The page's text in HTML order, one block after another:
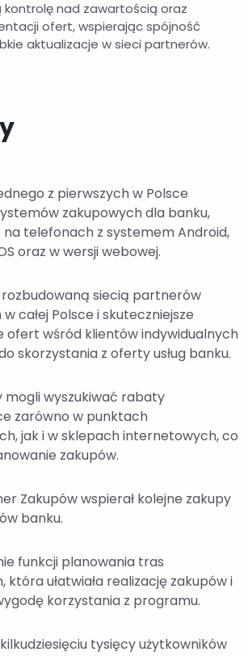
kontrolę nad zawartością oraz
ofert, wspierając spójność
aktualizacje w sieci partnerów.
z pierwszych w Polsce
zakupowych dla banku,
telefonach z systemem Android,
oraz w wersji webowej.
siecią partnerów
całej Polsce i skuteczniejsze
ofert wśród klientów indywidualnych
skorzystania z oferty usług banku.
mogli wyszukiwać rabaty
zarówno w punktach
jak i w sklepach internetowych, co
zakupów.
Zakupów wspierał kolejne zakupy
banku.
funkcji planowania tras
która ułatwiała realizację zakupów i
korzystania z programu.
tysięcy użytkowników